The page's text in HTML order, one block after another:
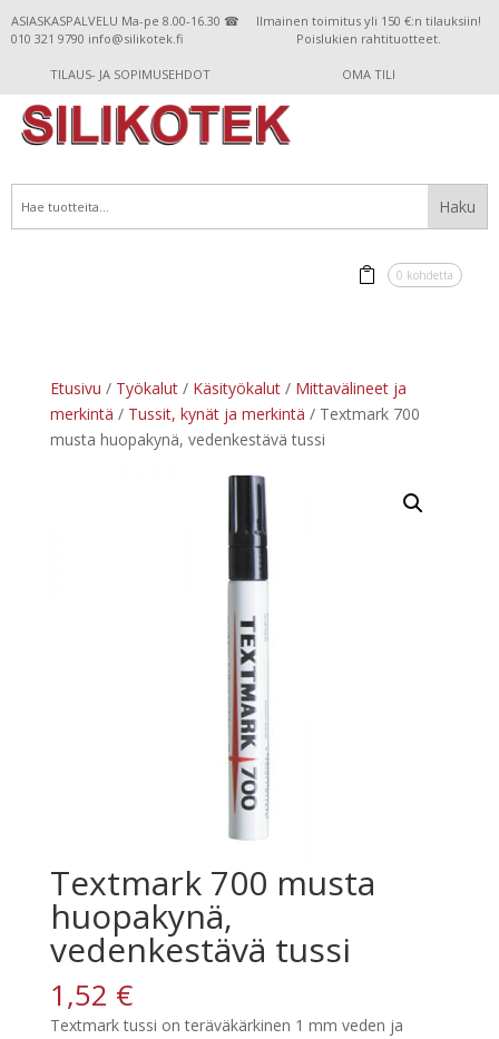
ASIASKASPALVELU Ma-pe 8.00-16.30 ☎
010 321 9790 info@silikotek.fi
Ilmainen toimitus yli 150 €:n tilauksiin!
Poislukien rahtituotteet.
TILAUS- JA SOPIMUSEHDOT OMA TILI
0 kohdetta
Etusivu / Työkalut/ Käsityökalut/ Mittavälineet ja
merkintä / Tussit, kynät ja merkintä / Textmark 700
musta huopakynä, vedenkestävä tussi
Textmark 700 musta
huopakynä,
vedenkestävä tussi
1,52 €
Textmark tussi on teräväkärkinen 1 mm veden ja